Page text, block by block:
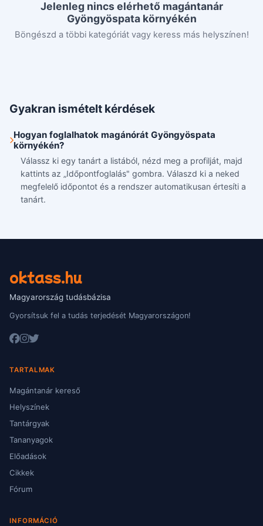
Jelenleg nincs elérhető magántanár
Gyöngyöspata környékén
Böngészd a többi kategóriát vagy keress más helyszínen!
Gyakran ismételt kérdések
Hogyan foglalhatok magánórát Gyöngyöspata
környékén?
Válassz ki egy tanárt a listából, nézd meg a profilját, majd
kattints az „Időpontfoglalás" gombra. Válaszd ki a neked
megfelelő időpontot és a rendszer automatikusan értesíti a
tanárt.
oktass.hu
Magyarország tudásbázisa
Gyorsítsuk fel a tudás terjedését Magyarországon!
TARTALMAK
Magántanár kereső
Helyszínek
Tantárgyak
Tananyagok
Előadások
Cikkek
Fórum
INFORMÁCIÓ